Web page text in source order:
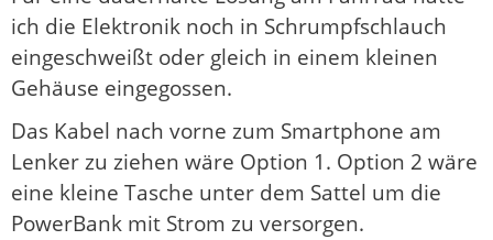
ich die Elektronik noch in Schrumpfschlauch
eingeschweißt oder gleich in einem kleinen
Gehäuse eingegossen.
Das Kabel nach vorne zum Smartphone am
Lenker zu ziehen wäre Option 1. Option 2 wäre
eine kleine Tasche unter dem Sattel um die
PowerBank mit Strom zu versorgen.